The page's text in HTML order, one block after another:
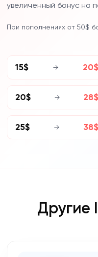
увеличенный бонус на
При пополнениях от 50$
15$ → 20$
20$ → 28$
25$ → 38$
Другие